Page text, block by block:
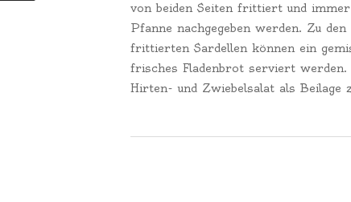
von beiden Seiten frittiert und
Pfanne nachgegeben werden. Zu
frittierten Sardellen können ein
frisches Fladenbrot serviert werden.
Hirten- und Zwiebelsalat als Beilage